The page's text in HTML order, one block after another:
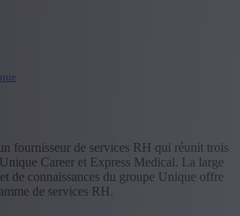
fournisseur de services RH qui réunit trois
Career et Express Medical. La large
de connaissances du groupe Unique offre
de services RH.